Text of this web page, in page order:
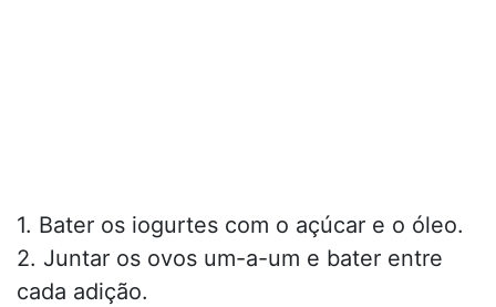
1. Bater os iogurtes com o açúcar e o óleo.
2. Juntar os ovos um-a-um e bater entre
cada adição.